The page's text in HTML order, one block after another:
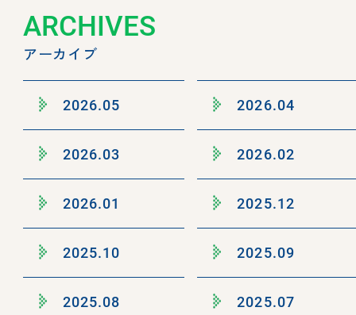
ARCHIVES
アーカイブ
2026.05 2026.04
2026.03 2026.02
2026.01 2025.12
2025.10 2025.09
2025.08 2025.07